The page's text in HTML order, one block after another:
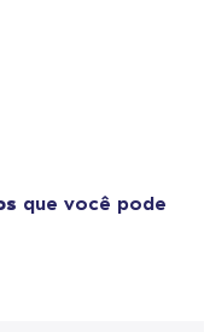
que você pode